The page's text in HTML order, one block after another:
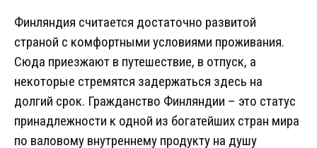
Финляндия считается достаточно развитой
страной с комфортными условиями проживания.
Сюда приезжают в путешествие, в отпуск, а
некоторые стремятся задержаться здесь на
долгий срок. Гражданство Финляндии – это статус
принадлежности к одной из богатейших стран мира
по валовому внутреннему продукту на душу